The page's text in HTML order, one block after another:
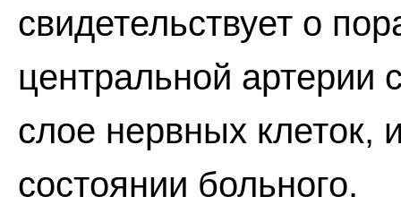
свидетельствует о
центральной артерии
слое нервных клеток,
состоянии больного.